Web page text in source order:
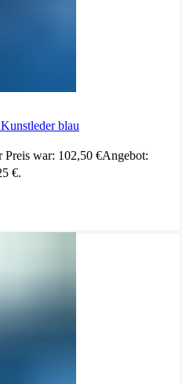
blau
Preis war: 102,50 €Angebot:
€.